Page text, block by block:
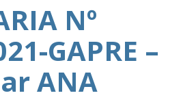
Nº
GAPRE –
ANA